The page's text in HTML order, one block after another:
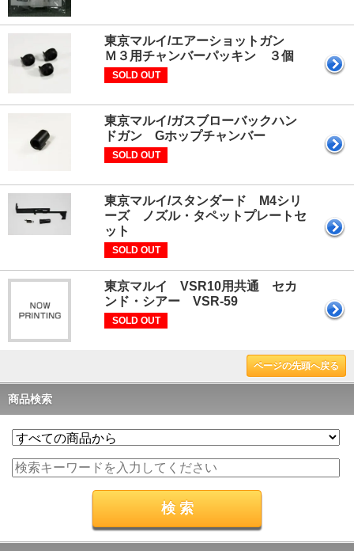
東京マルイ/エアーショットガン
Ｍ３用チャンバーパッキン ３個
SOLD OUT
東京マルイ/ガスブローバックハン
ドガン Gホップチャンバー
SOLD OUT
東京マルイ/スタンダード M4シリ
ーズ ノズル・タペットプレートセ
ット
SOLD OUT
東京マルイ VSR10用共通 セカ
ンド・シアー VSR-59
SOLD OUT
ページの先頭へ戻る
商品検索